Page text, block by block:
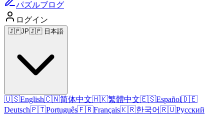
パズルブログ
ログイン
🇯🇵JP🇯🇵 日本語
🇺🇸English🇨🇳简体中文🇭🇰繁體中文🇪🇸Español🇩🇪
Deutsch🇵🇹Português🇫🇷Français🇰🇷한국어🇷🇺Русский